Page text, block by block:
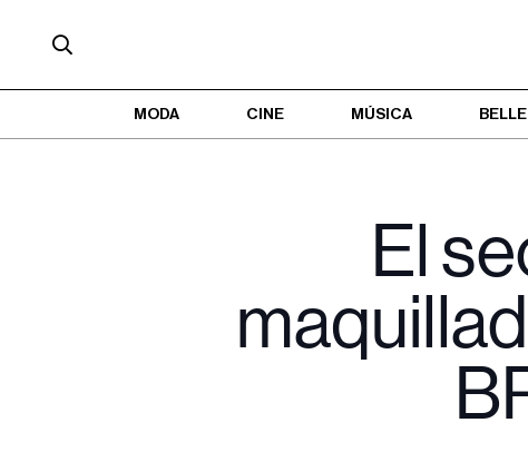
MODA CINE MÚSICA
El